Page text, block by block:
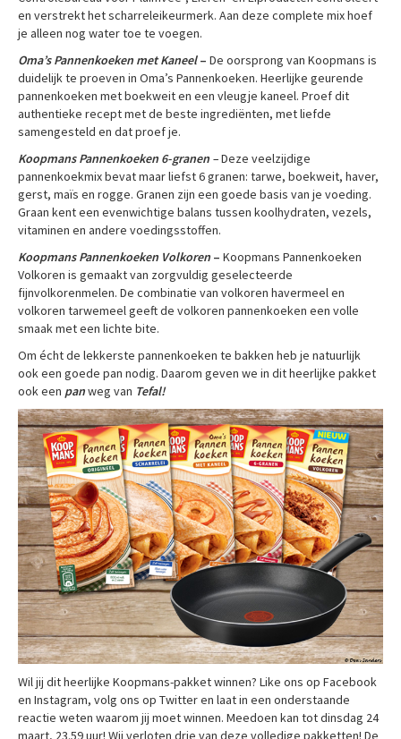
en verstrekt het scharreleikeurmerk. Aan deze complete mix hoef
je alleen nog water toe te voegen.
Oma’s Pannenkoeken met Kaneel– De oorsprong van Koopmans is
duidelijk te proeven in Oma’s Pannenkoeken. Heerlijke geurende
pannenkoeken met boekweit en een vleugje kaneel. Proef dit
authentieke recept met de beste ingrediënten, met liefde
samengesteld en dat proef je.
Koopmans Pannenkoeken 6-granen –Deze veelzijdige
pannenkoekmix bevat maar liefst 6 granen: tarwe, boekweit, haver,
gerst, maïs en rogge. Granen zijn een goede basis van je voeding.
Graan kent een evenwichtige balans tussen koolhydraten, vezels,
vitaminen en andere voedingsstoffen.
Koopmans Pannenkoeken Volkoren – Koopmans Pannenkoeken
Volkoren is gemaakt van zorgvuldig geselecteerde
fijnvolkorenmelen. De combinatie van volkoren havermeel en
volkoren tarwemeel geeft de volkoren pannenkoeken een volle
smaak met een lichte bite.
Om écht de lekkerste pannenkoeken te bakken heb je natuurlijk
ook een goede pan nodig. Daarom geven we in dit heerlijke pakket
ook een panweg van Tefal!
Wil jij dit heerlijke Koopmans-pakket winnen? Like ons op Facebook
en Instagram, volg ons op Twitter en laat in een onderstaande
reactie weten waarom jij moet winnen. Meedoen kan tot dinsdag 24
maart, 23.59 uur! Wij verloten drie van deze volledige pakketten! De